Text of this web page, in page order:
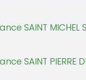
SAINT MICHEL
SAINT PIERRE